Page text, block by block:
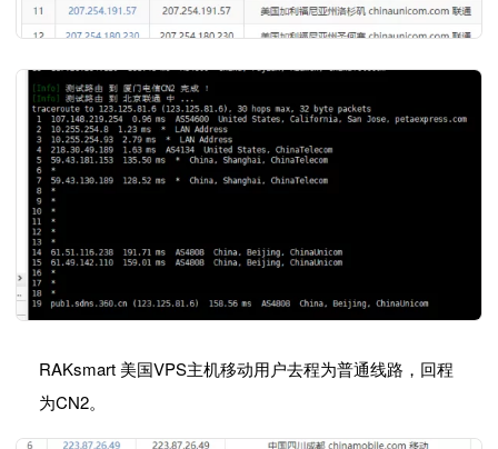
RAKsmart 美国VPS主机移动用户去程为普通线路，回程
为CN2。